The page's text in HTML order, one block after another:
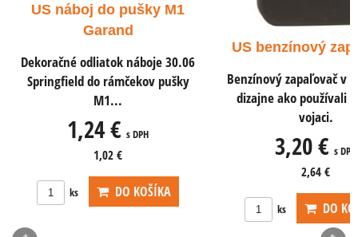
M1
30.06
pušky
US benzínový zapaľovač
Benzínový zapaľovač v rovnakom
dizajne ako používali americkí
3,20 €
ks
ACP